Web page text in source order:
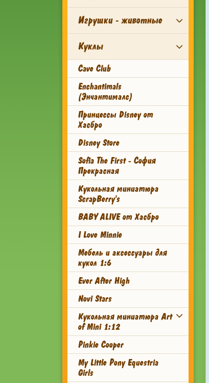
Игрушки - животные
Куклы
Cave Club
Enchantimals
(Энчантималс)
Принцессы Disney от
Хасбро
Disney Store
Sofia The First - София
Прекрасная
Кукольная миниатюра
ScrapBerry's
BABY ALIVE от Хасбро
I Love Minnie
Мебель и аксессуары для
кукол 1:6
Ever After High
Novi Stars
Кукольная миниатюра Art
of Mini 1:12
Pinkie Cooper
My Little Pony Equestria
Girls